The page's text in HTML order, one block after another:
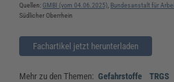
Quellen:GMBI (vom 04.06.2025) Bundesanstalt für
Südlicher Oberrhein
Fachartikel jetzt herunterladen
Mehr zu den Themen: Gefahrstoffe TRGS